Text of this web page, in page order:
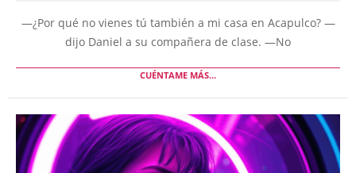
―¿Por qué no vienes tú también a mi casa en Acapulco? ―
dijo Daniel a su compañera de clase. ―No
CUÉNTAME MÁS...